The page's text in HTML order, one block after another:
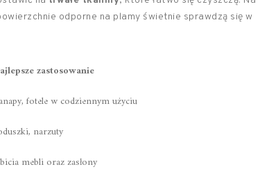
odporne na plamy świetnie sprawdzą się w
zastosowanie
fotele w codziennym użyciu
narzuty
mebli oraz zasłony